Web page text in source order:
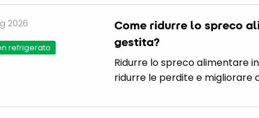
2026
refrigerato
Come ridurre lo spreco
gestita?
Ridurre lo spreco alimentare
ridurre le perdite e migliorare